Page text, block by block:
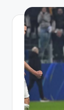
berita
bola
terkini